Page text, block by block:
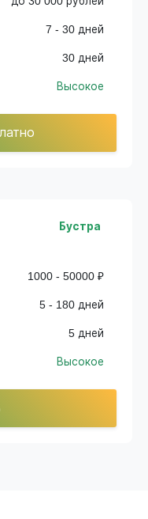
7 - 30 дней
30 дней
Высокое
Бустра
1000 - 50000 ₽
5 - 180 дней
5 дней
Высокое